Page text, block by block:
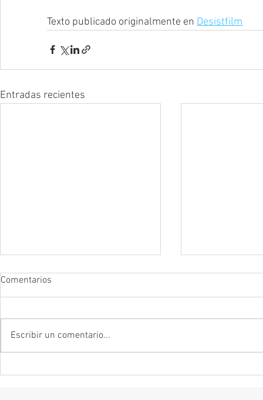
Texto publicado originalmente en Desistfilm
Entradas recientes
Zinzindurrunkarratz
forma de decir
Comentarios
Escribir un comentario...